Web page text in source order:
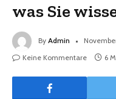
was Sie
By Admin
Keine Kommentare
6